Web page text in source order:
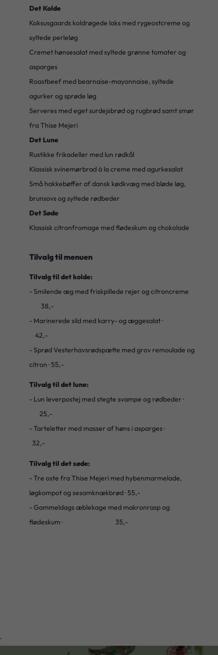
Det Kolde
Koksusgaards koldrøgede laks med rygeostcreme og
syltede perleløg
Cremet hønsesalat med syltede grønne tomater og
asparges
Roastbeef med bearnaise-mayonnaise, syltede
agurker og sprøde løg
Serveres med eget surdejsbrød og rugbrød samt smør
fra Thise Mejeri
Det Lune
Rustikke frikadeller med lun rødkål
Klassisk svinemørbrad à la creme med agurkesalat
Små hakkebøffer af dansk kødkvæg med bløde løg,
brunsovs og syltede rødbeder
Det Søde
Klassisk citronfromage med flødeskum og chokolade
Tilvalg til menuen
Tilvalg til det kolde:
- Smilende æg med friskpillede rejer og citroncreme
38,-
- Marinerede sild med karry- og æggesalat ·
42,-
- Sprød Vesterhavsrødspætte med grov remoulade og
citron · 55,-
Tilvalg til det lune:
- Lun leverpostej med stegte svampe og rødbeder ·
25,-
- Tarteletter med masser af høns i asparges ·
32,-
Tilvalg til det søde:
- Tre oste fra Thise Mejeri med hybenmarmelade,
løgkompot og sesamknækbrød · 55,-
- Gammeldags æblekage med makronrasp og
flødeskum · 35,-
'